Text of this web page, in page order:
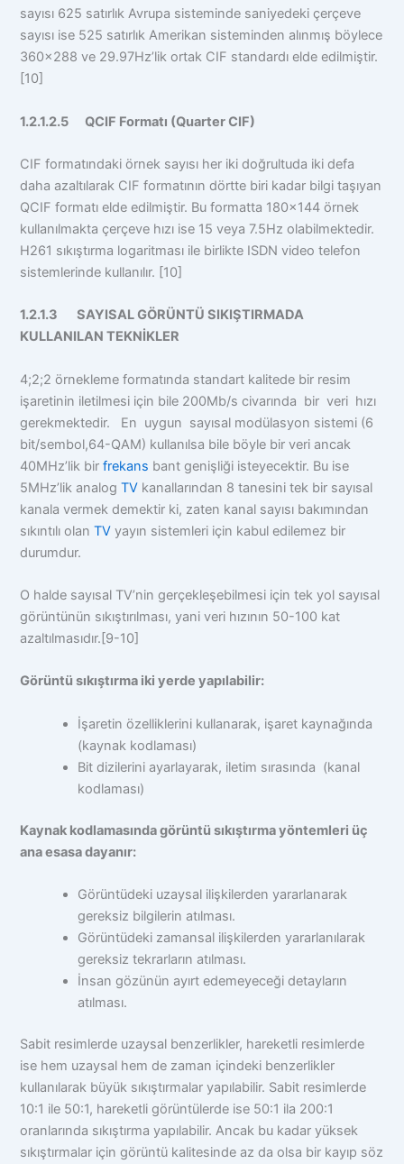
sayısı 625 satırlık Avrupa sisteminde saniyedeki çerçeve
sayısı ise 525 satırlık Amerikan sisteminden alınmış böylece
360×288 ve 29.97Hz’lik ortak CIF standardı elde edilmiştir.
[10]
1.2.1.2.5 QCIF Formatı (Quarter CIF)
CIF formatındaki örnek sayısı her iki doğrultuda iki defa
daha azaltılarak CIF formatının dörtte biri kadar bilgi taşıyan
QCIF formatı elde edilmiştir. Bu formatta 180×144 örnek
kullanılmakta çerçeve hızı ise 15 veya 7.5Hz olabilmektedir.
H261 sıkıştırma logaritması ile birlikte ISDN video telefon
sistemlerinde kullanılır. [10]
1.2.1.3 SAYISAL GÖRÜNTÜ SIKIŞTIRMADA
KULLANILAN TEKNİKLER
4;2;2 örnekleme formatında standart kalitede bir resim
işaretinin iletilmesi için bile 200Mb/s civarında bir veri hızı
gerekmektedir. En uygun sayısal modülasyon sistemi (6
bit/sembol,64-QAM) kullanılsa bile böyle bir veri ancak
40MHz’lik birfrekans bant genişliği isteyecektir. Bu ise
5MHz’lik analogTV kanallarından 8 tanesini tek bir sayısal
kanala vermek demektir ki, zaten kanal sayısı bakımından
sıkıntılı olanTV yayın sistemleri için kabul edilemez bir
durumdur.
O halde sayısal TV’nin gerçekleşebilmesi için tek yol sayısal
görüntünün sıkıştırılması, yani veri hızının 50-100 kat
azaltılmasıdır.[9-10]
Görüntü sıkıştırma iki yerde yapılabilir:
İşaretin özelliklerini kullanarak, işaret kaynağında
(kaynak kodlaması)
Bit dizilerini ayarlayarak, iletim sırasında (kanal
kodlaması)
Kaynak kodlamasında görüntü sıkıştırma yöntemleri üç
ana esasa dayanır:
Görüntüdeki uzaysal ilişkilerden yararlanarak
gereksiz bilgilerin atılması.
Görüntüdeki zamansal ilişkilerden yararlanılarak
gereksiz tekrarların atılması.
İnsan gözünün ayırt edemeyeceği detayların
atılması.
Sabit resimlerde uzaysal benzerlikler, hareketli resimlerde
ise hem uzaysal hem de zaman içindeki benzerlikler
kullanılarak büyük sıkıştırmalar yapılabilir. Sabit resimlerde
10:1 ile 50:1, hareketli görüntülerde ise 50:1 ila 200:1
oranlarında sıkıştırma yapılabilir. Ancak bu kadar yüksek
sıkıştırmalar için görüntü kalitesinde az da olsa bir kayıp söz